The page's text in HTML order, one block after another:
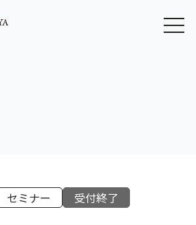
セミナー 受付終了